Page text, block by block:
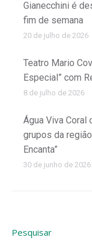
Gianecchini é
fim de semana
20 de julho de 2026
Teatro Mario
Especial” com
8 de julho de 2026
Água Viva Coral
grupos da
Encanta”
30 de junho de 2026
Pesquisar